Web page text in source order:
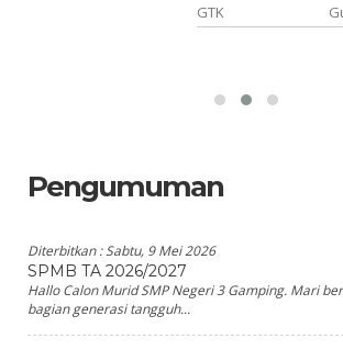
GTK
Pengumuman
Diterbitkan :Sabtu, 9 Mei 2026
SPMB TA 2026/2027
Hallo Calon Murid SMP Negeri 3 Gamping. Mari
bagian generasi tangguh...